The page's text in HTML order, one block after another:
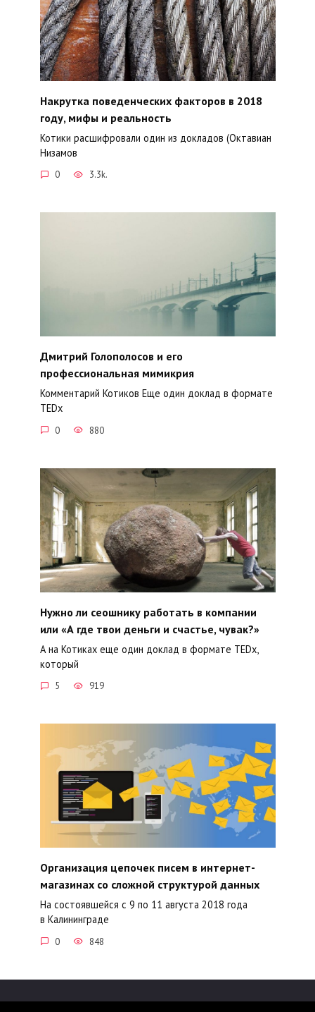
Накрутка поведенческих факторов в 2018
году, мифы и реальность
Котики расшифровали один из докладов (Октавиан
Низамов
0 3.3k.
Дмитрий Голополосов и его
профессиональная мимикрия
Комментарий Котиков Еще один доклад в формате
TEDx
0 880
Нужно ли сеошнику работать в компании
или «А где твои деньги и счастье, чувак?»
А на Котиках еще один доклад в формате TEDx,
который
5 919
Организация цепочек писем в интернет-
магазинах со сложной структурой данных
На состоявшейся с 9 по 11 августа 2018 года
в Калининграде
0 848